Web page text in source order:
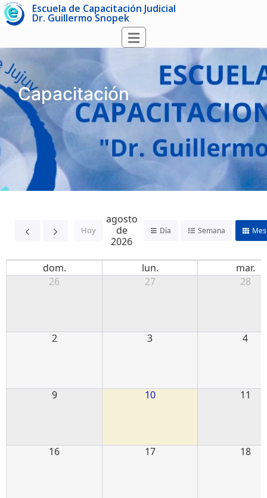
Escuela de Capacitación Judicial
Dr. Guillermo Snopek
Capacitación
Hoy
agosto
de
2026
Día Semana Mes
dom. lun.
mar.
26
27 28
2 3 4
9 10 11
16 17 18